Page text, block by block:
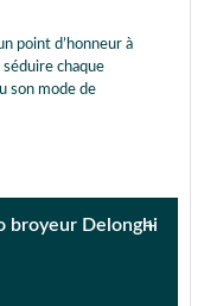
point d’honneur à
chaque
son mode de
broyeur Delonghi